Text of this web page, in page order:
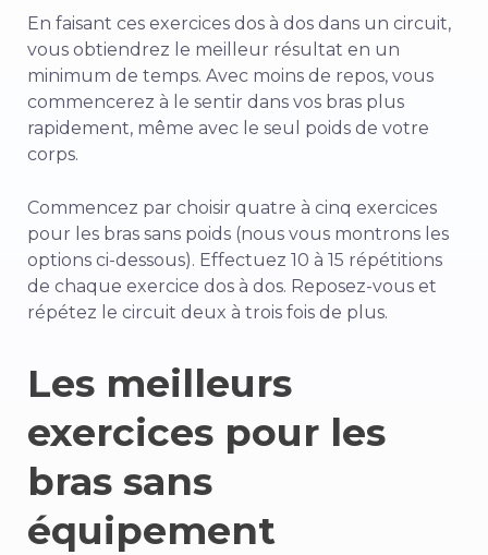
En faisant ces exercices dos à dos dans un circuit,
vous obtiendrez le meilleur résultat en un
minimum de temps. Avec moins de repos, vous
commencerez à le sentir dans vos bras plus
rapidement, même avec le seul poids de votre
corps.
Commencez par choisir quatre à cinq exercices
pour les bras sans poids (nous vous montrons les
options ci-dessous). Effectuez 10 à 15 répétitions
de chaque exercice dos à dos. Reposez-vous et
répétez le circuit deux à trois fois de plus.
Les meilleurs
exercices pour les
bras sans
équipement